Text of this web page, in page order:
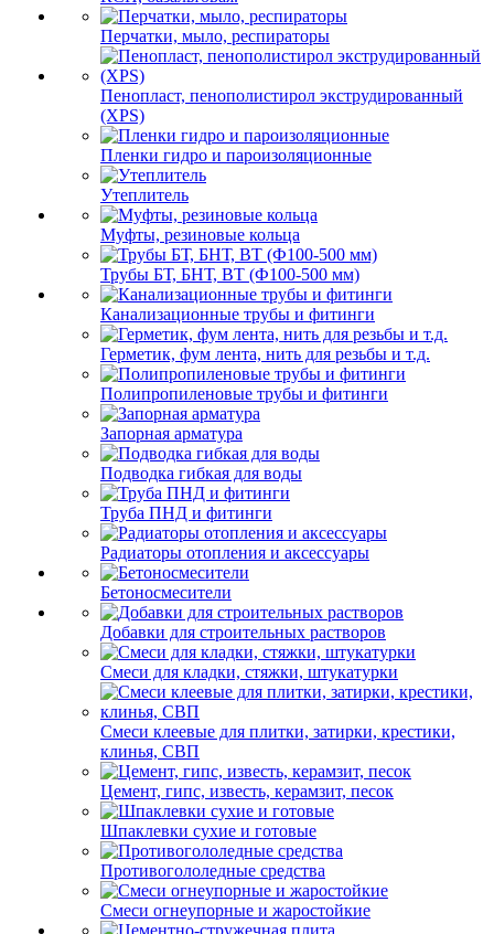
Перчатки, мыло, респираторы
Пенопласт, пенополистирол экструдированный
(XPS)
Пленки гидро и пароизоляционные
Утеплитель
Муфты, резиновые кольца
Трубы БТ, БНТ, ВТ (Ф100-500 мм)
Канализационные трубы и фитинги
Герметик, фум лента, нить для резьбы и т.д.
Полипропиленовые трубы и фитинги
Запорная арматура
Подводка гибкая для воды
Труба ПНД и фитинги
Радиаторы отопления и аксессуары
Бетоносмесители
Добавки для строительных растворов
Смеси для кладки, стяжки, штукатурки
Смеси клеевые для плитки, затирки, крестики,
клинья, СВП
Цемент, гипс, известь, керамзит, песок
Шпаклевки сухие и готовые
Противогололедные средства
Смеси огнеупорные и жаростойкие